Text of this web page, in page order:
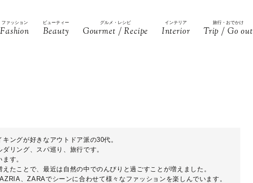
ファッション
Fashion
ビューティー
Beauty
グルメ・レシピ
Gourmet / Recipe
インテリア
Interior
旅行・おでかけ
Trip / Go out
ングが好きなアウトドア派の30代。
リング、スパ巡り、旅行です。
す。
たことで、最近は自然の中でのんびりと過ごすことが増えました。
、ZARAでシーンに合わせて様々なファッションを楽しんでいます。